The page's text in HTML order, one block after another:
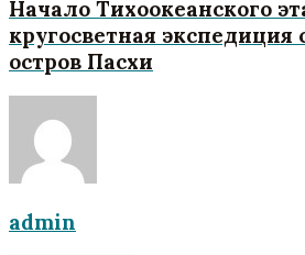
Начало Тихоокеанского
кругосветная экспедиция
остров Пасхи
admin